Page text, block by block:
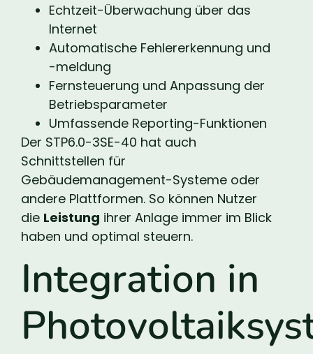
Echtzeit-Überwachung über das
Internet
Automatische Fehlererkennung und
-meldung
Fernsteuerung und Anpassung der
Betriebsparameter
Umfassende Reporting-Funktionen
Der STP6.0-3SE-40 hat auch
Schnittstellen für
Gebäudemanagement-Systeme oder
andere Plattformen. So können Nutzer
die Leistung ihrer Anlage immer im Blick
haben und optimal steuern.
Integration in